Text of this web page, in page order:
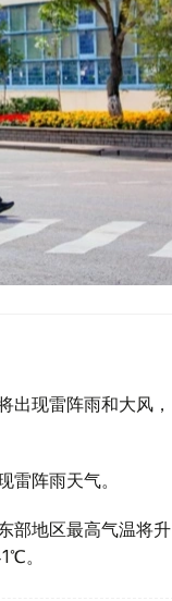
出现雷阵雨和大风，
阵雨天气。
部地区最高气温将升
。